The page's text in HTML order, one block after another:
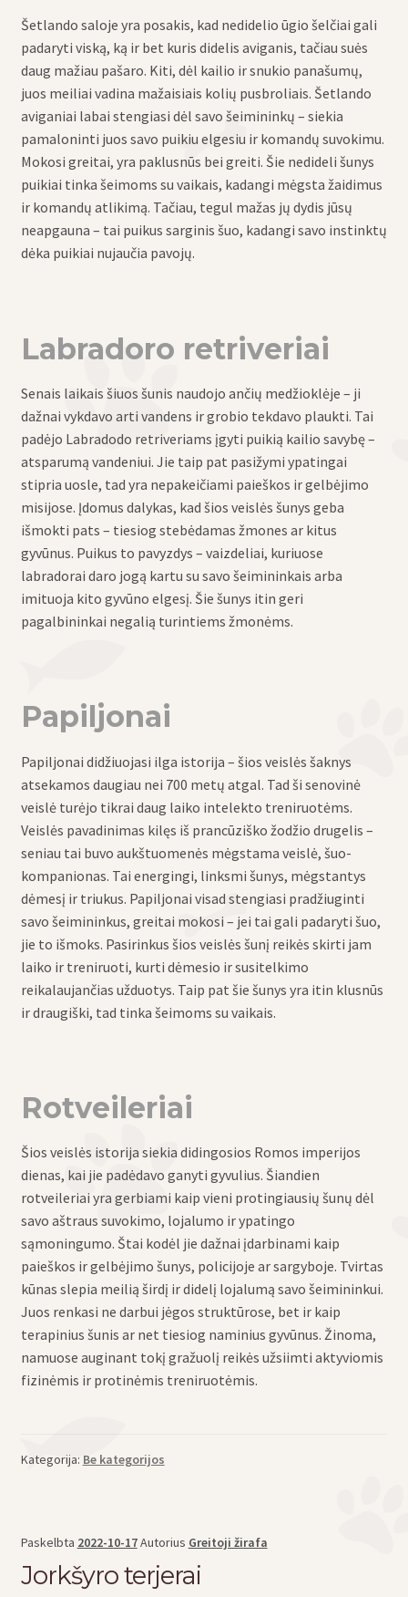
Šetlando saloje yra posakis, kad nedidelio ūgio šelčiai gali
padaryti viską, ką ir bet kuris didelis aviganis, tačiau suės
daug mažiau pašaro. Kiti, dėl kailio ir snukio panašumų,
juos meiliai vadina mažaisiais kolių pusbroliais. Šetlando
aviganiai labai stengiasi dėl savo šeimininkų – siekia
pamaloninti juos savo puikiu elgesiu ir komandų suvokimu.
Mokosi greitai, yra paklusnūs bei greiti. Šie nedideli šunys
puikiai tinka šeimoms su vaikais, kadangi mėgsta žaidimus
ir komandų atlikimą. Tačiau, tegul mažas jų dydis jūsų
neapgauna – tai puikus sarginis šuo, kadangi savo instinktų
dėka puikiai nujaučia pavojų.
Labradoro retriveriai
Senais laikais šiuos šunis naudojo ančių medžioklėje – ji
dažnai vykdavo arti vandens ir grobio tekdavo plaukti. Tai
padėjo Labradodo retriveriams įgyti puikią kailio savybę –
atsparumą vandeniui. Jie taip pat pasižymi ypatingai
stipria uosle, tad yra nepakeičiami paieškos ir gelbėjimo
misijose. Įdomus dalykas, kad šios veislės šunys geba
išmokti pats – tiesiog stebėdamas žmones ar kitus
gyvūnus. Puikus to pavyzdys – vaizdeliai, kuriuose
labradorai daro jogą kartu su savo šeimininkais arba
imituoja kito gyvūno elgesį. Šie šunys itin geri
pagalbininkai negalią turintiems žmonėms.
Papiljonai
Papiljonai didžiuojasi ilga istorija – šios veislės šaknys
atsekamos daugiau nei 700 metų atgal. Tad ši senovinė
veislė turėjo tikrai daug laiko intelekto treniruotėms.
Veislės pavadinimas kilęs iš prancūziško žodžio drugelis –
seniau tai buvo aukštuomenės mėgstama veislė, šuo-
kompanionas. Tai energingi, linksmi šunys, mėgstantys
dėmesį ir triukus. Papiljonai visad stengiasi pradžiuginti
savo šeimininkus, greitai mokosi – jei tai gali padaryti šuo,
jie to išmoks. Pasirinkus šios veislės šunį reikės skirti jam
laiko ir treniruoti, kurti dėmesio ir susitelkimo
reikalaujančias užduotys. Taip pat šie šunys yra itin klusnūs
ir draugiški, tad tinka šeimoms su vaikais.
Rotveileriai
Šios veislės istorija siekia didingosios Romos imperijos
dienas, kai jie padėdavo ganyti gyvulius. Šiandien
rotveileriai yra gerbiami kaip vieni protingiausių šunų dėl
savo aštraus suvokimo, lojalumo ir ypatingo
sąmoningumo. Štai kodėl jie dažnai įdarbinami kaip
paieškos ir gelbėjimo šunys, policijoje ar sargyboje. Tvirtas
kūnas slepia meilią širdį ir didelį lojalumą savo šeimininkui.
Juos renkasi ne darbui jėgos struktūrose, bet ir kaip
terapinius šunis ar net tiesiog naminius gyvūnus. Žinoma,
namuose auginant tokį gražuolį reikės užsiimti aktyviomis
fizinėmis ir protinėmis treniruotėmis.
Kategorija: Be kategorijos
Paskelbta 2022-10-17Autorius Greitoji žirafa
Jorkšyro terjerai